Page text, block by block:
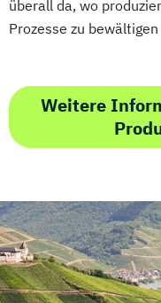
überall da, wo
Prozesse zu
Weitere